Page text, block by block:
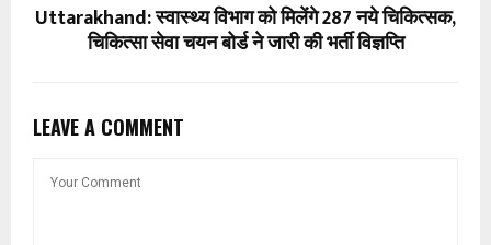
Uttarakhand: स्वास्थ्य विभाग को मिलेंगे 287 नये चिकित्सक,
चिकित्सा सेवा चयन बोर्ड ने जारी की भर्ती विज्ञप्ति
LEAVE A COMMENT